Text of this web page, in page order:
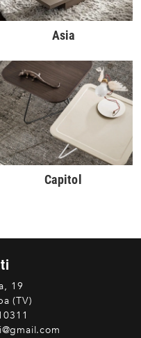
Asia
Capitol
19
(TV)